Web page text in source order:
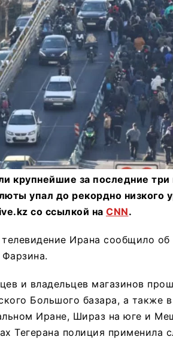
крупнейшие за последние три
упал до рекордно низкого
со ссылкой на CNN.
телевидение Ирана сообщило
и владельцев магазинов
Большого базара, а также
Иране, Шираз на юге и
Тегерана полиция применила